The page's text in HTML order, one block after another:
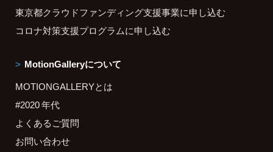
東京都クラウドファンディング支援事業に申し込む
コロナ対策支援プログラムに申し込む
MotionGalleryについて
MOTIONGALLERYとは
#2020 年代
よくあるご質問
お問い合わせ